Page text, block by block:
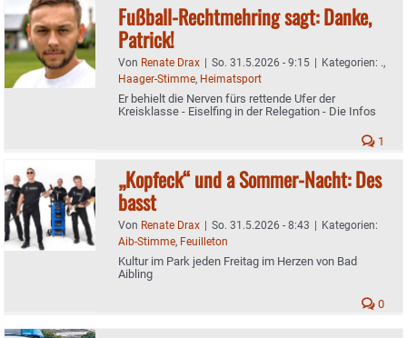
Fußball-Rechtmehring sagt: Danke,
Patrick!
Von Renate Drax | So. 31.5.2026 - 9:15 | Kategorien: .,
Haager-Stimme, Heimatsport
Er behielt die Nerven fürs rettende Ufer der
Kreisklasse - Eiselfing in der Relegation - Die Infos
1
„Kopfeck“ und a Sommer-Nacht: Des
basst
Von Renate Drax | So. 31.5.2026 - 8:43 | Kategorien:
Aib-Stimme, Feuilleton
Kultur im Park jeden Freitag im Herzen von Bad
Aibling
0